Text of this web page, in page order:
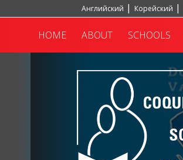
Английский Корейский
HOME ABOUT SCHOOLS